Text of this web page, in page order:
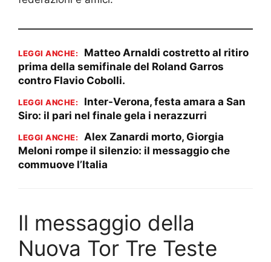
LEGGI ANCHE:
Matteo Arnaldi costretto al ritiro
prima della semifinale del Roland Garros
contro Flavio Cobolli.
LEGGI ANCHE:
Inter-Verona, festa amara a San
Siro: il pari nel finale gela i nerazzurri
LEGGI ANCHE:
Alex Zanardi morto, Giorgia
Meloni rompe il silenzio: il messaggio che
commuove l’Italia
Il messaggio della
Nuova Tor Tre Teste